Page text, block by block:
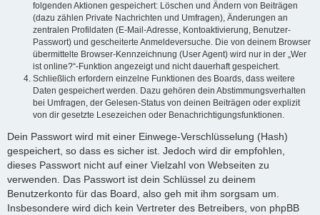
folgenden Aktionen gespeichert: Löschen und Ändern von Beiträgen
(dazu zählen Private Nachrichten und Umfragen), Änderungen an
zentralen Profildaten (E-Mail-Adresse, Kontoaktivierung, Benutzer-
Passwort) und gescheiterte Anmeldeversuche. Die von deinem Browser
übermittelte Browser-Kennzeichnung (User Agent) wird nur in der „Wer
ist online?“-Funktion angezeigt und nicht dauerhaft gespeichert.
Schließlich erfordern einzelne Funktionen des Boards, dass weitere
Daten gespeichert werden. Dazu gehören dein Abstimmungsverhalten
bei Umfragen, der Gelesen-Status von deinen Beiträgen oder explizit
von dir gesetzte Lesezeichen oder Benachrichtigungsfunktionen.
Dein Passwort wird mit einer Einwege-Verschlüsselung (Hash)
gespeichert, so dass es sicher ist. Jedoch wird dir empfohlen,
dieses Passwort nicht auf einer Vielzahl von Webseiten zu
verwenden. Das Passwort ist dein Schlüssel zu deinem
Benutzerkonto für das Board, also geh mit ihm sorgsam um.
Insbesondere wird dich kein Vertreter des Betreibers, von phpBB